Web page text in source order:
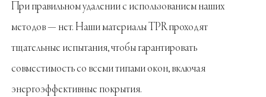
При правильном удалении с использованием наших
методов — нет. Наши материалы TPR проходят
тщательные испытания, чтобы гарантировать
совместимость со всеми типами окон, включая
энергоэффективные покрытия.